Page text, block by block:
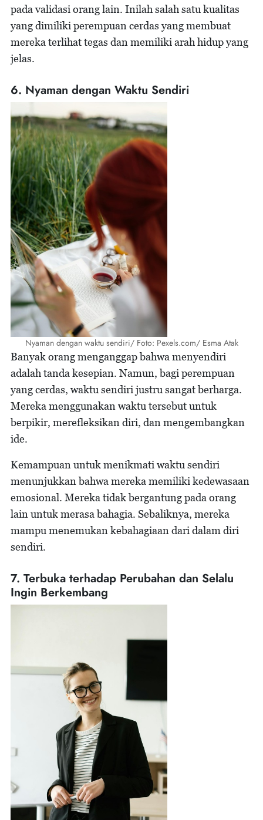
pada validasi orang lain. Inilah salah satu kualitas
yang dimiliki perempuan cerdas yang membuat
mereka terlihat tegas dan memiliki arah hidup yang
jelas.
6. Nyaman dengan Waktu Sendiri
Nyaman dengan waktu sendiri/ Foto: Pexels.com/ Esma Atak
Banyak orang menganggap bahwa menyendiri
adalah tanda kesepian. Namun, bagi perempuan
yang cerdas, waktu sendiri justru sangat berharga.
Mereka menggunakan waktu tersebut untuk
berpikir, merefleksikan diri, dan mengembangkan
ide.
Kemampuan untuk menikmati waktu sendiri
menunjukkan bahwa mereka memiliki kedewasaan
emosional. Mereka tidak bergantung pada orang
lain untuk merasa bahagia. Sebaliknya, mereka
mampu menemukan kebahagiaan dari dalam diri
sendiri.
7. Terbuka terhadap Perubahan dan Selalu
Ingin Berkembang